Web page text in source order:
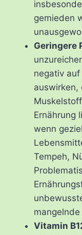
gemieden
Geringere
negativ
auswirken,
Ernährung
wenn
Tempeh,
mangelnde
Vitamin